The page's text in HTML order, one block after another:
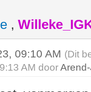
,
09:10 AM (Dit
AM door